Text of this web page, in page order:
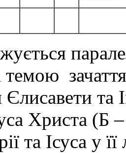
темою
Єлисавети
Христа (Б
та Ісуса у